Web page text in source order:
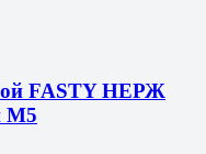
FASTY НЕРЖ
M5